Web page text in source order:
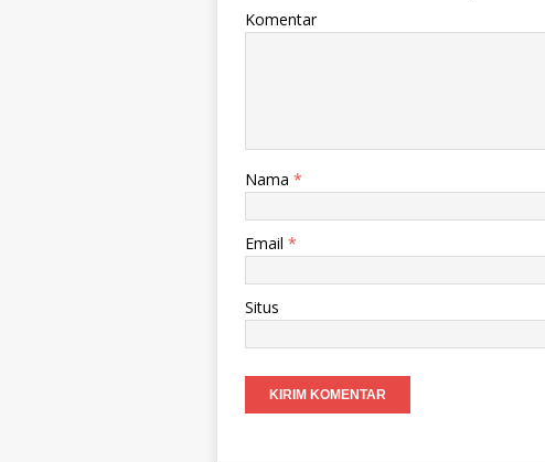
Komentar
Nama *
Email *
Situs